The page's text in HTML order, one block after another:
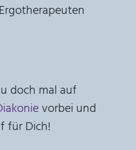
doch mal auf
vorbei und
für Dich!